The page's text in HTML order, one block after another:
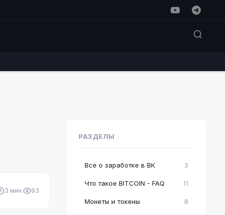
3 мин. 93
РАЗДЕЛЫ
Все о заработке в ВК 3
Что такое BITCOIN - FAQ 11
Монеты и токены 8